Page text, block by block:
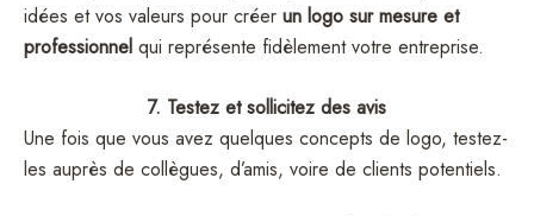
idées et vos valeurs pour créer un logo sur mesure et
professionnel qui représente fidèlement votre entreprise.
7. Testez et sollicitez des avis
Une fois que vous avez quelques concepts de logo, testez-
les auprès de collègues, d’amis, voire de clients potentiels.